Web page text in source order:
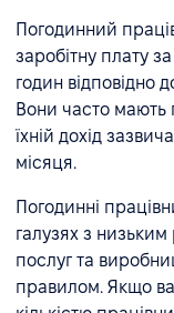
Погодинний
заробітну плату
годин відповідно
Вони часто мають
їхній дохід
місяця.
Погодинні
галузях з
послуг та
правилом. Якщо